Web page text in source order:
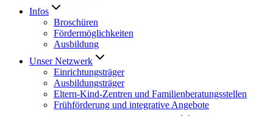
Infos
Broschüren
Fördermöglichkeiten
Ausbildung
Unser Netzwerk
Einrichtungsträger
Ausbildungsträger
Eltern-Kind-Zentren und Familienberatungsstellen
Frühförderung und integrative Angebote